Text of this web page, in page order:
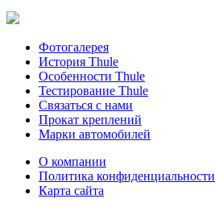
Фотогалерея
История Thule
Особенности Thule
Тестирование Thule
Связаться с нами
Прокат креплений
Марки автомобилей
О компании
Политика конфиденциальности
Карта сайта